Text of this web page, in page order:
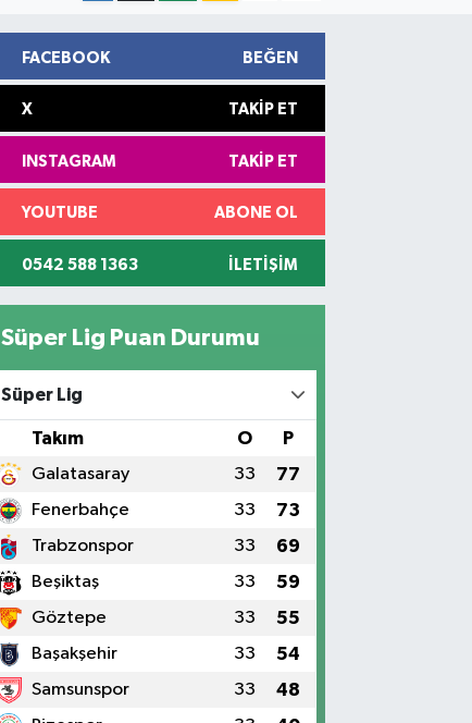
FACEBOOK BEĞEN
X TAKIP ET
INSTAGRAM TAKIP ET
YOUTUBE ABONE OL
0542 588 1363 İLETIŞIM
Süper Lig Puan Durumu
Süper Lig
Takım O P
Galatasaray 33 77
Fenerbahçe 33 73
Trabzonspor 33 69
Beşiktaş 33 59
Göztepe 33 55
Başakşehir 33 54
Samsunspor 33 48